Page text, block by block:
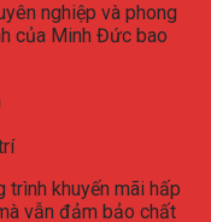
nghiệp và phong
của Minh Đức bao
khuyến mãi hấp
vẫn đảm bảo chất